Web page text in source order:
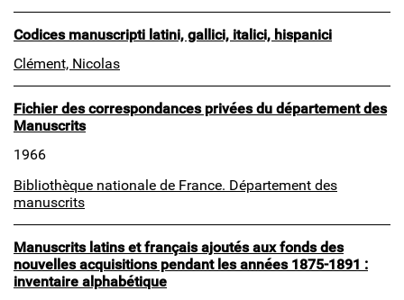
Codices manuscripti latini, gallici, italici, hispanici
Clément, Nicolas
Fichier des correspondances privées du département des
Manuscrits
1966
Bibliothèque nationale de France. Département des
manuscrits
Manuscrits latins et français ajoutés aux fonds des
nouvelles acquisitions pendant les années 1875-1891 :
inventaire alphabétique